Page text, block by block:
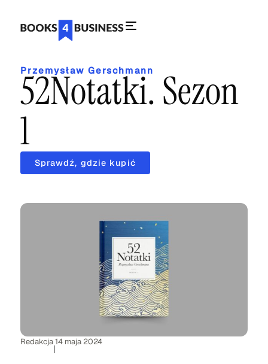
Przemysław Gerschmann
52Notatki. Sezon
1
Sprawdź, gdzie kupić
Redakcja
|
14 maja 2024